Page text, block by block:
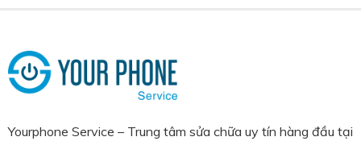
Yourphone Service – Trung tâm sửa chữa uy tín hàng đầu tại